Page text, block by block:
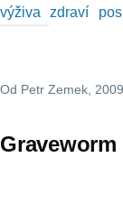
výživa zdraví
Od Petr Zemek ,
Graveworm